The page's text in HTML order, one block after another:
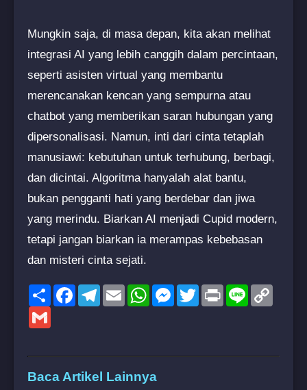
Mungkin saja, di masa depan, kita akan melihat
integrasi AI yang lebih canggih dalam percintaan,
seperti asisten virtual yang membantu
merencanakan kencan yang sempurna atau
chatbot yang memberikan saran hubungan yang
dipersonalisasi. Namun, inti dari cinta tetaplah
manusiawi: kebutuhan untuk terhubung, berbagi,
dan dicintai. Algoritma hanyalah alat bantu,
bukan pengganti hati yang berdebar dan jiwa
yang merindu. Biarkan AI menjadi Cupid modern,
tetapi jangan biarkan ia merampas kebebasan
dan misteri cinta sejati.
ShareFacebookTelegram
EmailWhatsAppMessenger
TwitterPrint Line
Baca Artikel Lainnya